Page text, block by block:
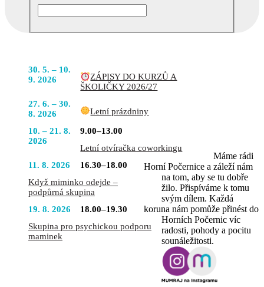
30. 5. – 10.
9. 2026
ZÁPISY DO KURZŮ A
ŠKOLIČKY 2026/27
27. 6. – 30.
8. 2026
Letní prázdniny
10. – 21. 8.
2026
9.00–13.00
Letní otvíračka coworkingu
11. 8. 2026
16.30–18.00
Když miminko odejde –
podpůrná skupina
19. 8. 2026
18.00–19.30
Skupina pro psychickou podporu
maminek
Máme rádi
Horní Počernice a záleží nám
na tom, aby se tu dobře
žilo. Přispíváme k tomu
svým dílem. Každá
koruna nám pomůže přinést do
Horních Počernic víc
radosti, pohody a pocitu
sounáležitosti.